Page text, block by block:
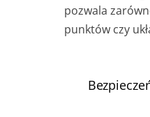
pozwala
punktów czy